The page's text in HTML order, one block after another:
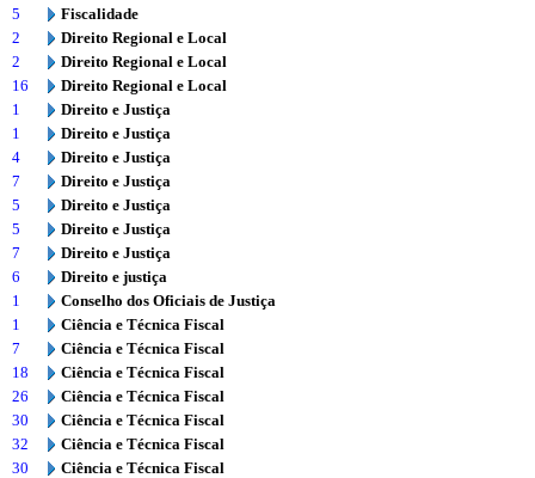
5
Fiscalidade
2
Direito Regional e Local
2
Direito Regional e Local
16
Direito Regional e Local
1
Direito e Justiça
1
Direito e Justiça
4
Direito e Justiça
7
Direito e Justiça
5
Direito e Justiça
5
Direito e Justiça
7
Direito e Justiça
6
Direito e justiça
1
Conselho dos Oficiais de Justiça
1
Ciência e Técnica Fiscal
7
Ciência e Técnica Fiscal
18
Ciência e Técnica Fiscal
26
Ciência e Técnica Fiscal
30
Ciência e Técnica Fiscal
32
Ciência e Técnica Fiscal
30
Ciência e Técnica Fiscal